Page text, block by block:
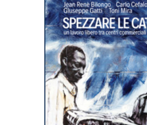
AGGIUNGI AL CARRELLO